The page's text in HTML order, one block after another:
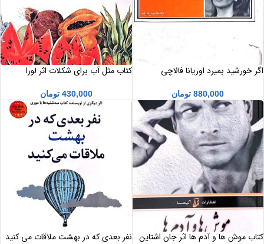
اگر خورشید بمیرد اوریانا فالاچی
880,000 تومان
کتاب مثل آب برای شکلات اثر لورا
430,000 تومان
کتاب موش ها و آدم ها اثر جان اشتاین نفر بعدی که در بهشت ملاقات می کنید